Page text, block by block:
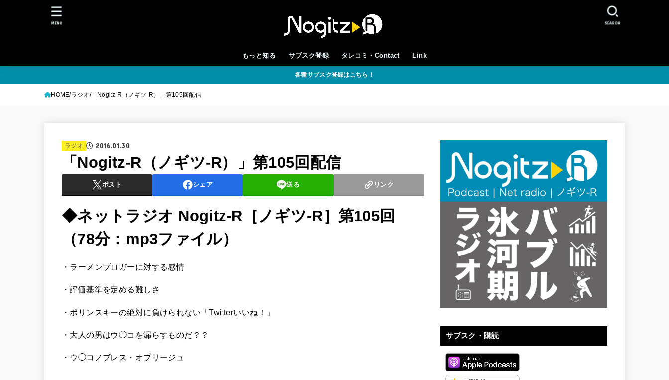
もっと知る サブスク登録 タレコミ・Contact Link
SEARCH
MENU
各種サブスク登録はこちら！
HOME ラジオ 「Nogitz-R（ノギツ-R）」第105回配信
ラジオ 2016.01.30
「Nogitz-R（ノギツ-R）」第105回配信
ポスト シェア 送る リンク
◆ネットラジオ Nogitz-R［ノギツ-R］第105回
（78分：mp3ファイル）
・ラーメンブロガーに対する感情
・評価基準を定める難しさ
・ポリンスキーの絶対に負けられない「Twitterいいね！」
・大人の男はウ◯コを漏らすものだ？？
・ウ◯コノブレス・オブリージュ
サブスク・購読